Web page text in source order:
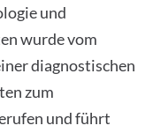
und
wurde vom
diagnostischen
zum
und führt